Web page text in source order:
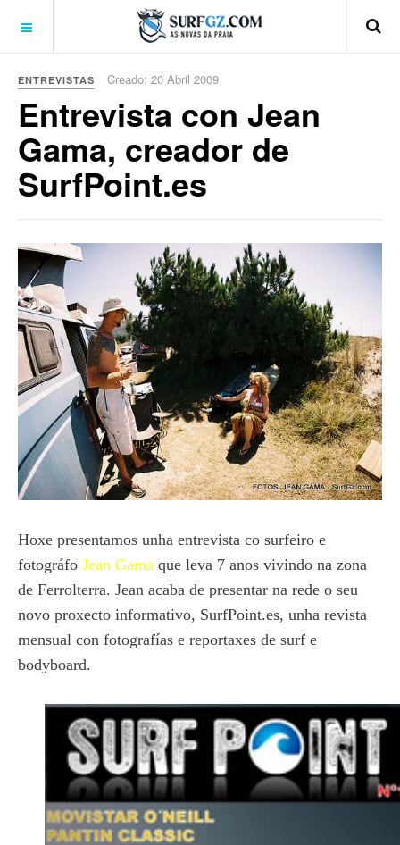
ENTREVISTAS Creado: 20 Abril 2009
Entrevista con Jean
Gama, creador de
SurfPoint.es
Hoxe presentamos unha entrevista co surfeiro e
fotográfo Jean Gama que leva 7 anos vivindo na zona
de Ferrolterra. Jean acaba de presentar na rede o seu
novo proxecto informativo, SurfPoint.es, unha revista
mensual con fotografías e reportaxes de surf e
bodyboard.